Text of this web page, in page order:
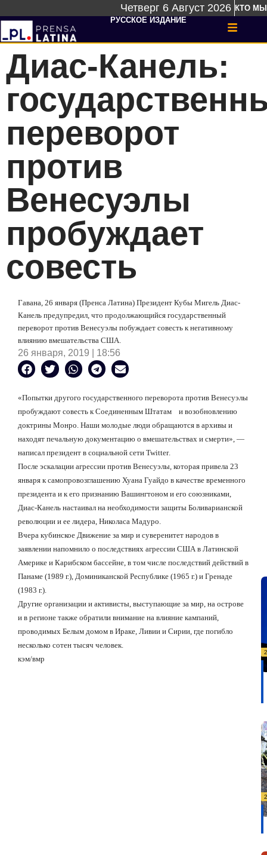
Четверг 6 Август 2026 КТО МЫ
РУССКОЕ ИЗДАНИЕ
Диас-Канель:
переворот
против
Венесуэлы
пробуждает
совесть
Гавана, 26 января (Пренса Латина) Президент Кубы Мигель Диас-
Канель предупредил, что продолжающийся государственный
переворот против Венесуэлы побуждает совесть к негативному
влиянию вмешательства США.
26 января, 2019 | 18:56
«Попытки другого государственного переворота против Венесуэлы
пробуждают совесть к Соединенным Штатам
и возобновлению
доктрины Монро. Наши молодые люди обращаются в архивы и
находят печальную документацию о вмешательствах и смерти», —
написал президент в социальной сети Twitter.
После эскалации агрессии против Венесуэлы, которая привела 23
января к самопровозглашению Хуана Гуайдо в качестве временного
президента и к его признанию Вашингтоном и его союзниками,
Диас-Канель настаивал на необходимости защиты Боливарианской
революции и ее лидера, Николаса Мадуро.
Вчера кубинское Движение за мир и суверенитет народов в
заявлении напомнило о последствиях агрессии США в Латинской
Америке и Карибском бассейне, в том числе последствий действий в
Панаме (1989 г.), Доминиканской Республике (1965 г.) и Гренаде
(1983 г.).
Другие организации и активисты, выступающие за мир, на острове
и в регионе также обратили внимание на влияние кампаний,
проводимых Белым домом в Ираке, Ливии и Сирии, где погибло
несколько сотен тысяч человек.
кэм/вмр